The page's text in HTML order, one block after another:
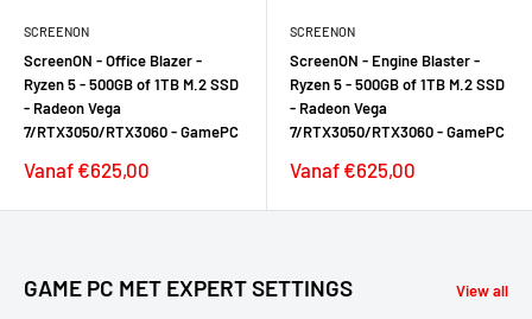
SCREENON
ScreenON - Office Blazer -
Ryzen 5 - 500GB of 1TB M.2 SSD
- Radeon Vega
7/RTX3050/RTX3060 - GamePC
Verkoopprijs
Vanaf €625,00
SCREENON
ScreenON - Engine Blaster -
Ryzen 5 - 500GB of 1TB M.2 SSD
- Radeon Vega
7/RTX3050/RTX3060 - GamePC
Verkoopprijs
Vanaf €625,00
GAME PC MET EXPERT SETTINGS View all